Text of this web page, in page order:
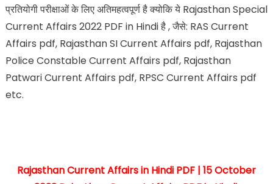
प्रतियोगी परीक्षाओं के लिए अतिमहत्वपूर्ण है क्योकि ये Rajasthan Special
Current Affairs 2022 PDF in Hindi है , जैसे: RAS Current
Affairs pdf, Rajasthan SI Current Affairs pdf, Rajasthan
Police Constable Current Affairs pdf, Rajasthan
Patwari Current Affairs pdf, RPSC Current Affairs pdf
etc.
Rajasthan Current Affairs in Hindi PDF | 15 October